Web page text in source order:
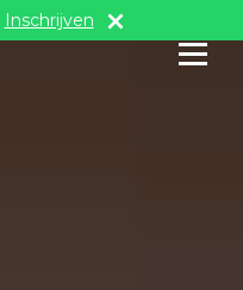
Inschrijven